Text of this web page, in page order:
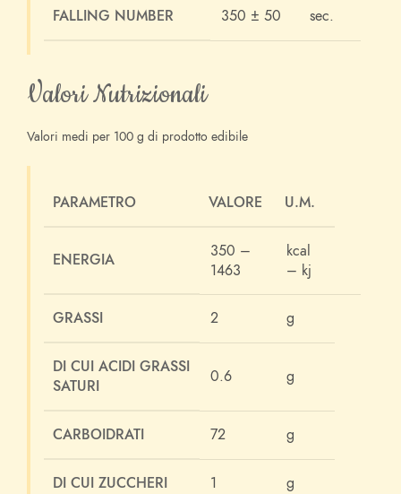
FALLING NUMBER 350 ± 50 sec.
Valori Nutrizionali
Valori medi per 100 g di prodotto edibile
PARAMETRO VALORE U.M.
ENERGIA
350 –
1463
kcal
– kj
GRASSI 2 g
DI CUI ACIDI GRASSI
SATURI
0.6 g
CARBOIDRATI 72 g
DI CUI ZUCCHERI 1 g